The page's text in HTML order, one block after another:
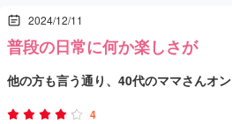
2024/12/11
普段の日常に何か楽しさが
他の方も言う通り、40代のママさんオ
くしかも寛容。4